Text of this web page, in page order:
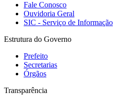
Fale Conosco
Ouvidoria Geral
SIC - Serviço de Informação
Estrutura do Governo
Prefeito
Secretarias
Órgãos
Transparência